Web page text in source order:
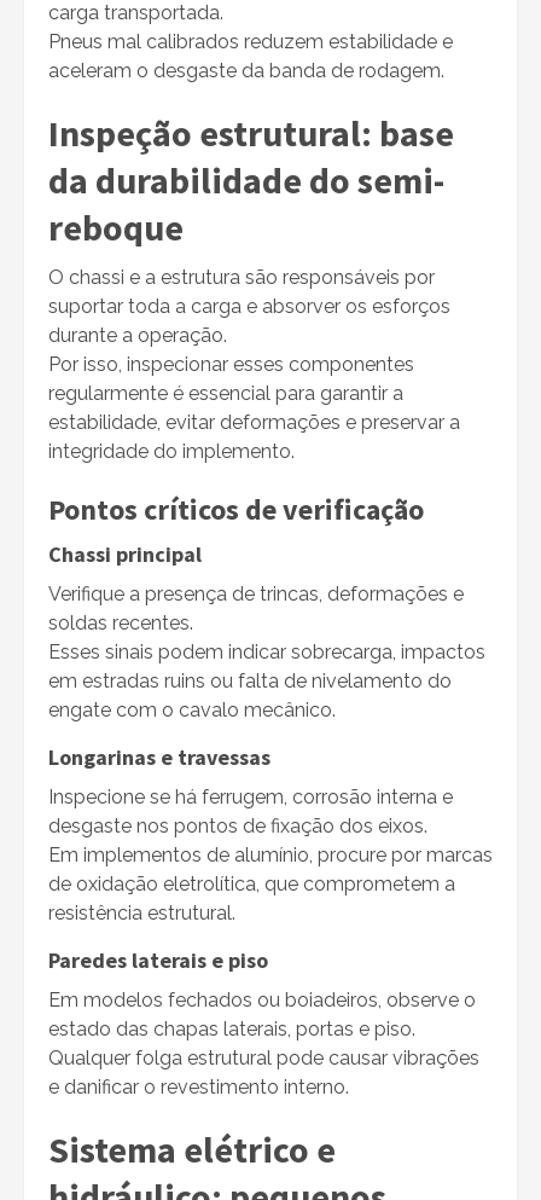
carga transportada.
Pneus mal calibrados reduzem estabilidade e
aceleram o desgaste da banda de rodagem.
Inspeção estrutural: base
da durabilidade do semi-
reboque
O chassi e a estrutura são responsáveis por
suportar toda a carga e absorver os esforços
durante a operação.
Por isso, inspecionar esses componentes
regularmente é essencial para garantir a
estabilidade, evitar deformações e preservar a
integridade do implemento.
Pontos críticos de verificação
Chassi principal
Verifique a presença de trincas, deformações e
soldas recentes.
Esses sinais podem indicar sobrecarga, impactos
em estradas ruins ou falta de nivelamento do
engate com o cavalo mecânico.
Longarinas e travessas
Inspecione se há ferrugem, corrosão interna e
desgaste nos pontos de fixação dos eixos.
Em implementos de alumínio, procure por marcas
de oxidação eletrolítica, que comprometem a
resistência estrutural.
Paredes laterais e piso
Em modelos fechados ou boiadeiros, observe o
estado das chapas laterais, portas e piso.
Qualquer folga estrutural pode causar vibrações
e danificar o revestimento interno.
Sistema elétrico e